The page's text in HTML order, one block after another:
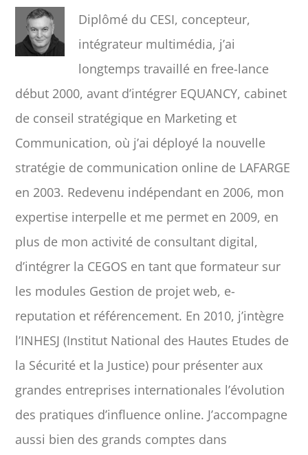
Diplômé du CESI, concepteur,
intégrateur multimédia, j’ai
longtemps travaillé en free-lance
début 2000, avant d’intégrer EQUANCY, cabinet
de conseil stratégique en Marketing et
Communication, où j’ai déployé la nouvelle
stratégie de communication online de LAFARGE
en 2003. Redevenu indépendant en 2006, mon
expertise interpelle et me permet en 2009, en
plus de mon activité de consultant digital,
d’intégrer la CEGOS en tant que formateur sur
les modules Gestion de projet web, e-
reputation et référencement. En 2010, j’intègre
l’INHESJ (Institut National des Hautes Etudes de
la Sécurité et la Justice) pour présenter aux
grandes entreprises internationales l’évolution
des pratiques d’influence online. J’accompagne
aussi bien des grands comptes dans